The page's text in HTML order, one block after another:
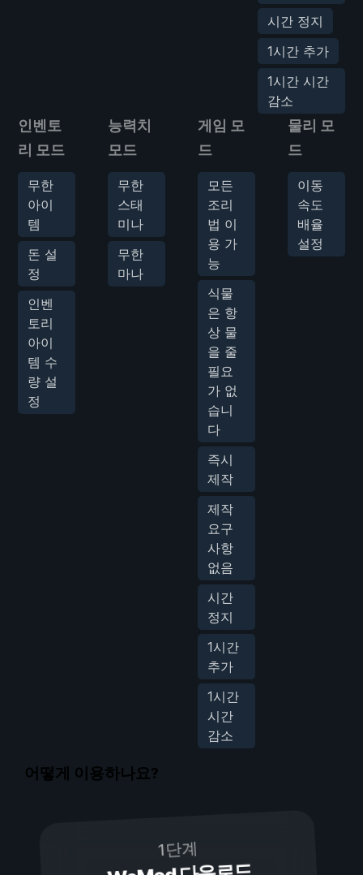
시간 정지
1시간 추가
1시간 시간
감소
인벤토
리 모드
무한
아이
템
돈 설
정
인벤
토리
아이
템 수
량 설
정
능력치
모드
무한
스태
미나
무한
마나
게임 모
드
모든
조리
법 이
용 가
능
식물
은 항
상 물
을 줄
필요
가 없
습니
다
즉시
제작
제작
요구
사항
없음
시간
정지
1시간
추가
1시간
시간
감소
물리 모
드
이동
속도
배율
설정
어떻게 이용하나요?
1단계